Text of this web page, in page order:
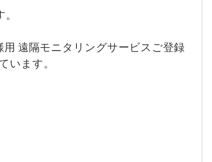
遠隔モニタリングサービスご登録
います。